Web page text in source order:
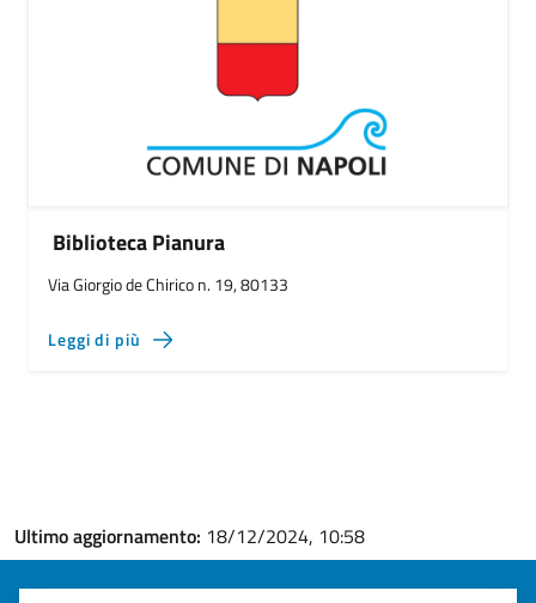
Biblioteca Pianura
Via Giorgio de Chirico n. 19, 80133
Leggi di più
Ultimo aggiornamento: 18/12/2024, 10:58